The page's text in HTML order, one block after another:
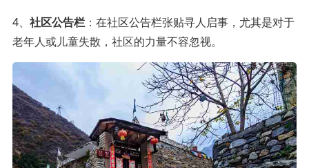
4、 社区公告栏：在社区公告栏张贴寻人启事，尤其是对于
老年人或儿童失散，社区的力量不容忽视。